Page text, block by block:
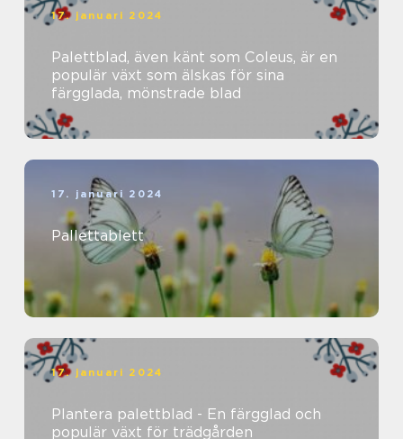
17. januari 2024
Palettblad, även känt som Coleus, är en
populär växt som älskas för sina
färgglada, mönstrade blad
17. januari 2024
Pallettablett
17. januari 2024
Plantera palettblad - En färgglad och
populär växt för trädgården